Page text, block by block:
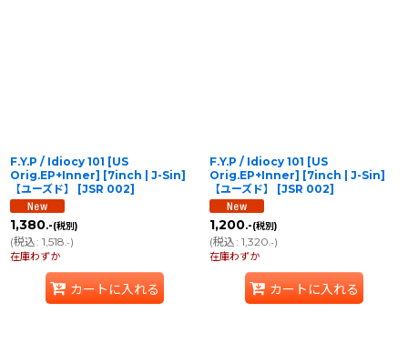
F.Y.P / Idiocy 101 [US
Orig.EP+Inner] [7inch | J-Sin]
【ユーズド】
[JSR 002]
1,380.-(税別)
(税込: 1,518.-)
在庫わずか
カートに入れる
F.Y.P / Idiocy 101 [US
Orig.EP+Inner] [7inch | J-Sin]
【ユーズド】
[JSR 002]
1,200.-(税別)
(税込: 1,320.-)
在庫わずか
カートに入れる